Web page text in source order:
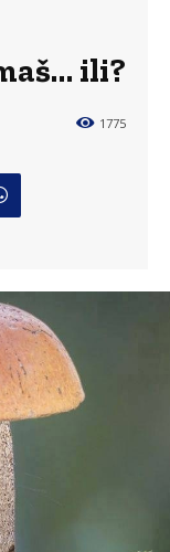
ili?
1775